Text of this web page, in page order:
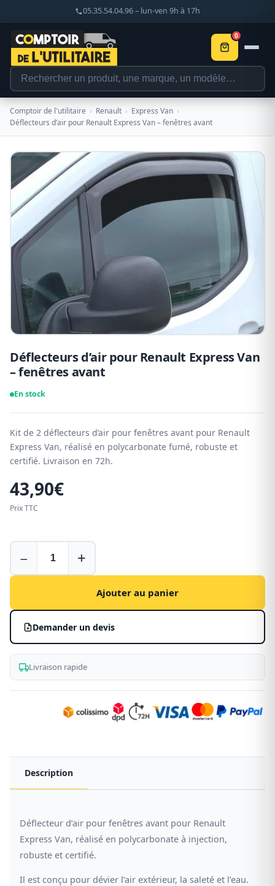
05.35.54.04.96 – lun-ven 9h à 17h
0
Comptoir de l'utilitaire › Renault › Express Van ›
Déflecteurs d’air pour Renault Express Van – fenêtres avant
Déflecteurs d’air pour Renault Express Van
– fenêtres avant
En stock
Kit de 2 déflecteurs d’air pour fenêtres avant pour Renault
Express Van, réalisé en polycarbonate fumé, robuste et
certifié. Livraison en 72h.
43,90€
Prix TTC
d’air
pour
Express
Van
fenêtres
avant
− +
Ajouter au panier
Demander un devis
Livraison rapide
Description
Déflecteur d’air pour fenêtres avant pour Renault
Express Van, réalisé en polycarbonate à injection,
robuste et certifié.
Il est conçu pour dévier l’air extérieur, la saleté et l’eau.